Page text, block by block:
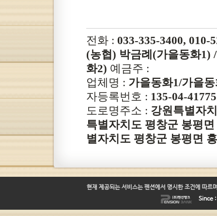
전화 : 033-335-3400, 010-
(농협) 박금례(가을동화1)
화2) 예금주 :
업체명 : 가을동화1/가을
자등록번호 : 135-04-41775
도로명주소 : 강원특별자
특별자치도 평창군 봉평
별자치도 평창군 봉평면
현재 제공되는 서비스는 펜션에서 명시한 조건에 따르
Since